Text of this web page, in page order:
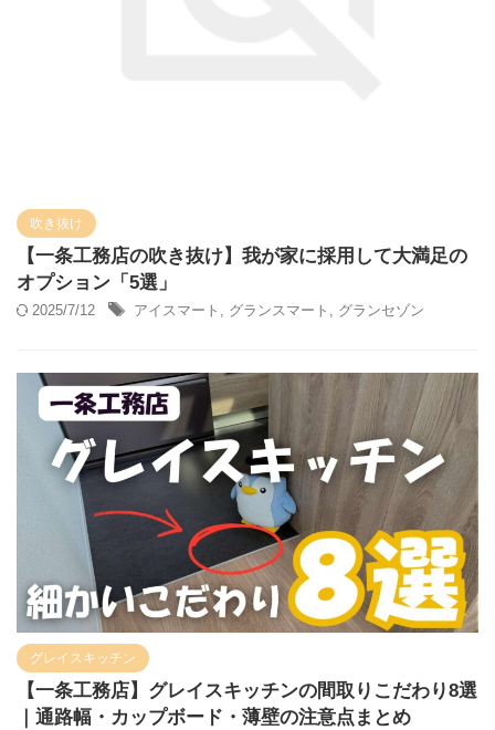
吹き抜け
【一条工務店の吹き抜け】我が家に採用して大満足の
オプション「5選」
2025/7/12 アイスマート グランスマート グランセゾン
グレイスキッチン
【一条工務店】グレイスキッチンの間取りこだわり8選
｜通路幅・カップボード・薄壁の注意点まとめ